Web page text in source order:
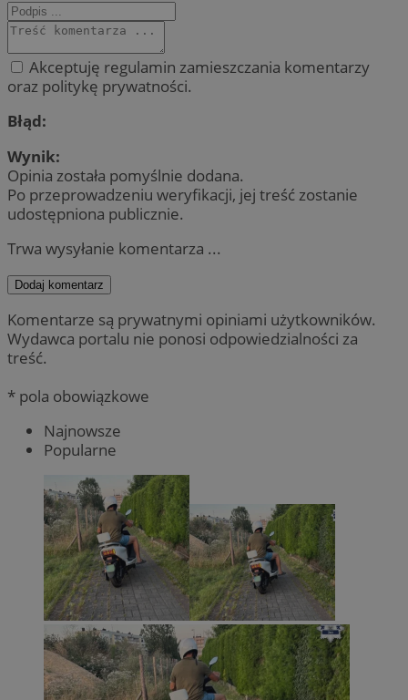
Akceptuję regulamin zamieszczania komentarzy
oraz politykę prywatności.
Błąd:
Wynik:
Opinia została pomyślnie dodana.
Po przeprowadzeniu weryfikacji, jej treść zostanie
udostępniona publicznie.
Trwa wysyłanie komentarza ...
Dodaj komentarz
Komentarze są prywatnymi opiniami użytkowników.
Wydawca portalu nie ponosi odpowiedzialności za
treść.
* pola obowiązkowe
Najnowsze
Popularne